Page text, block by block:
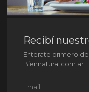
Recibí
Enterate primero
Biennatural.com.ar
Email